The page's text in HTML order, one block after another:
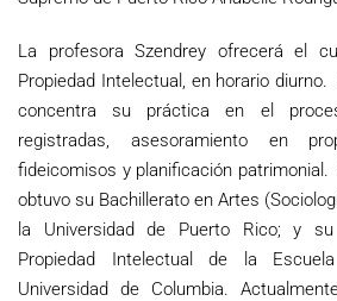
La profesora Szendrey ofrecerá el
Propiedad Intelectual, en horario
concentra su práctica en el
registradas, asesoramiento en
fideicomisos y planificación
obtuvo su Bachillerato en Artes
la Universidad de Puerto Rico; y
Propiedad Intelectual de la
Universidad de Columbia.